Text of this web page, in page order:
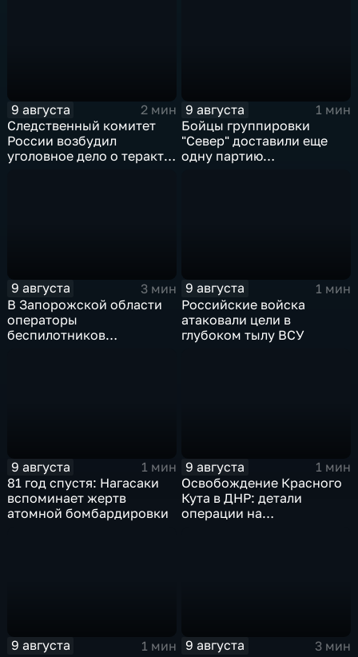
9 августа
2 мин
Следственный комитет
России возбудил
уголовное дело о теракте
9 августа
1 мин
Бойцы группировки
"Север" доставили еще
одну партию
9 августа
3 мин
В Запорожской области
операторы
беспилотников
9 августа
1 мин
Российские войска
атаковали цели в
глубоком тылу ВСУ
9 августа
1 мин
81 год спустя: Нагасаки
вспоминает жертв
атомной бомбардировки
9 августа
1 мин
Освобождение Красного
Кута в ДНР: детали
операции на
9 августа
1 мин
9 августа
3 мин